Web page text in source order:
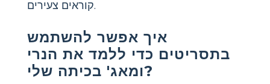
קוראים צעירים.
איך אפשר להשתמש
בתסריטים כדי ללמד את הנרי
ומאג' בכיתה שלי?